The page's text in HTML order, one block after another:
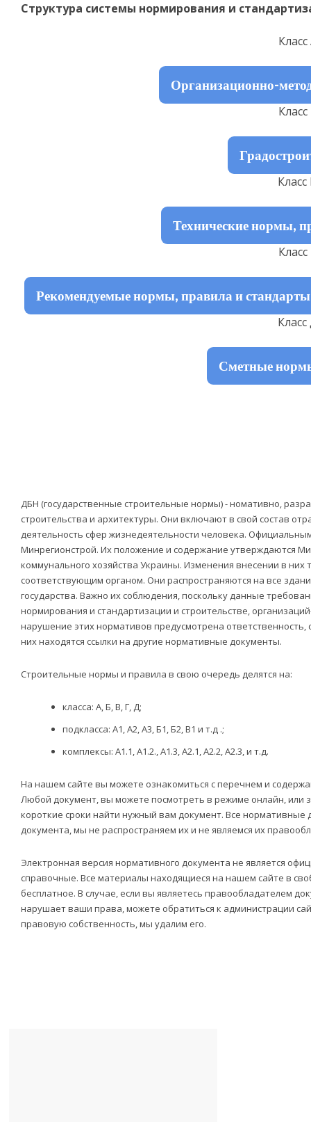
Структура системы нормирования и
Класс
Организационно-
Класс
Класс
Технические нормы,
Класс
Рекомендуемые нормы, правила и
Класс
Сметные
ДБН (государственные строительные нормы) - номативно,
строительства и архитектуры. Они включают в свой состав
деятельность сфер жизнедеятельности человека.
Минрегионстрой. Их положение и содержание утверждаются
коммунального хозяйства Украины. Изменения внесении в них
соответствующим органом. Они распространяются на все
государства. Важно их соблюдения, поскольку данные
нормирования и стандартизации и строительстве,
нарушение этих нормативов предусмотрена
них находятся ссылки на другие нормативные документы.
Строительные нормы и правила в свою очередь делятся на:
класса: А, Б, В, Г, Д;
подкласса: А1, А2, А3, Б1, Б2, В1 и т.д .;
комплексы: А1.1, А1.2., А1.3, А2.1, А2.2, А2.3, и т.д.
На нашем сайте вы можете ознакомиться с перечнем и
Любой документ, вы можете посмотреть в режиме онлайн, или
короткие сроки найти нужный вам документ. Все
документа, мы не распространяем их и не являемся их
Электронная версия нормативного документа не является
справочные. Все материалы находящиеся на нашем сайте в
бесплатное. В случае, если вы являетесь правообладателем
нарушает ваши права, можете обратиться к администрации
правовую собственность, мы удалим его.